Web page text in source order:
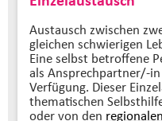
Austausch zwischen
gleichen schwierigen
Eine selbst betroffene
als Ansprechpartner/-
Verfügung. Dieser
thematischen
oder von den